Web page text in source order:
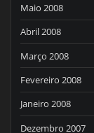
Maio 2008
Abril 2008
Março 2008
Fevereiro 2008
Janeiro 2008
Dezembro 2007